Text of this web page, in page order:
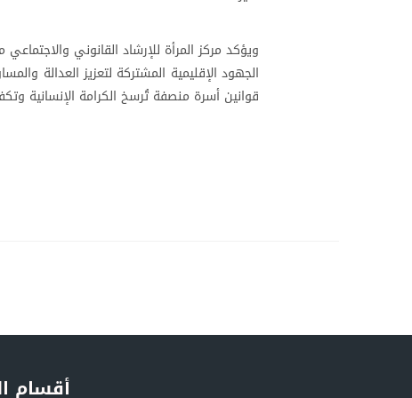
ويؤكد مركز المرأة للإرشاد القانوني
الجهود الإقليمية المشتركة لتعزيز العدالة
قوانين أسرة منصفة تُرسخ الكرامة الإنسانية
أقسام